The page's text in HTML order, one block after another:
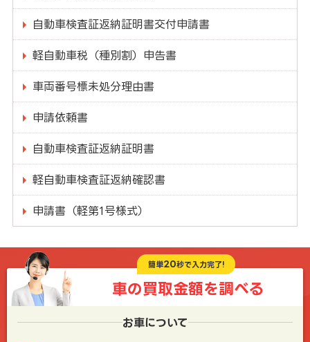
自動車検査証返納証明書交付申請書
軽自動車税（種別割）申告書
車両番号標未処分理由書
申請依頼書
自動車検査証返納証明書
軽自動車検査証返納確認書
申請書（軽第1号様式）
簡単20秒で入力完了!
車の買取金額を調べる
お車について